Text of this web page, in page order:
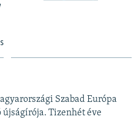
Szabad Európa
újságírója. Tizenhét éve